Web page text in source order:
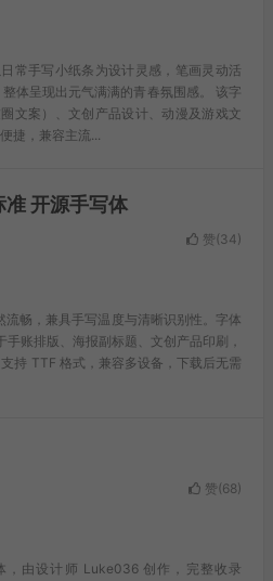
常手写小纸条为设计灵感，笔画灵动活
体呈现出元气满满的青春氛围感。 该字
文案）、文创产品设计、动漫及游戏文
捷，兼容主流...
开源手写体
赞(34)
畅，兼具手写温度与清晰识别性。字体
账排版、海报副标题、文创产品印刷，
持 TTF 格式，兼容多设备，下载后无需
赞(68)
由设计师 Luke036 创作，完整收录